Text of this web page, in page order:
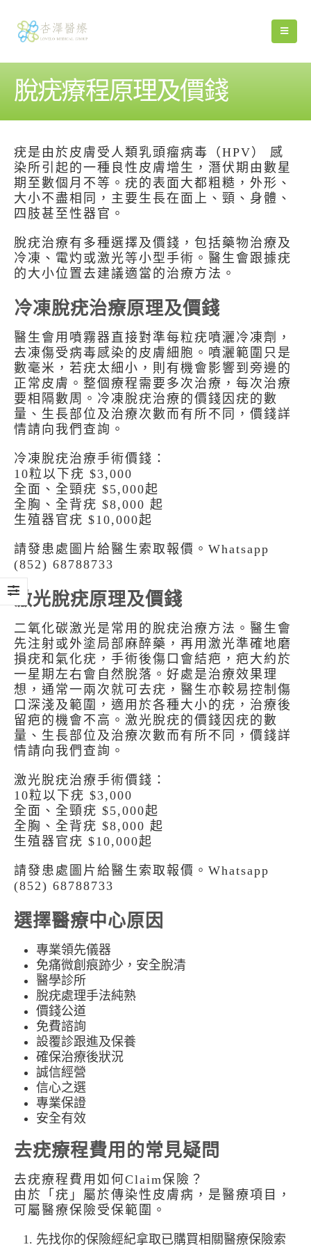
脫疣療程原理及價錢
疣是由於皮膚受人類乳頭瘤病毒（HPV） 感
染所引起的一種良性皮膚增生，潛伏期由數星
期至數個月不等。疣的表面大都粗糙，外形、
大小不盡相同，主要生長在面上、頸、身體、
四肢甚至性器官。
脫疣治療有多種選擇及價錢，包括藥物治療及
冷凍、電灼或激光等小型手術。醫生會跟據疣
的大小位置去建議適當的治療方法。
冷凍脫疣治療原理及價錢
醫生會用噴霧器直接對準每粒疣噴灑冷凍劑，
去凍傷受病毒感染的皮膚細胞。噴灑範圍只是
數毫米，若疣太細小，則有機會影響到旁邊的
正常皮膚。整個療程需要多次治療，每次治療
要相隔數周。冷凍脫疣治療的價錢因疣的數
量、生長部位及治療次數而有所不同，價錢詳
情請向我們查詢。
冷凍脫疣治療手術價錢：
10粒以下疣 $3,000
全面、全頸疣 $5,000起
全胸、全背疣 $8,000 起
生殖器官疣 $10,000起
請發患處圖片給醫生索取報價。Whatsapp
(852) 68788733
激光脫疣原理及價錢
二氧化碳激光是常用的脫疣治療方法。醫生會
先注射或外塗局部麻醉藥，再用激光準確地磨
損疣和氣化疣，手術後傷口會結疤，疤大約於
一星期左右會自然脫落。好處是治療效果理
想，通常一兩次就可去疣，醫生亦較易控制傷
口深淺及範圍，適用於各種大小的疣，治療後
留疤的機會不高。激光脫疣的價錢因疣的數
量、生長部位及治療次數而有所不同，價錢詳
情請向我們查詢。
激光脫疣治療手術價錢：
10粒以下疣 $3,000
全面、全頸疣 $5,000起
全胸、全背疣 $8,000 起
生殖器官疣 $10,000起
請發患處圖片給醫生索取報價。Whatsapp
(852) 68788733
選擇醫療中心原因
專業領先儀器
免痛微創痕跡少，安全脫清
醫學診所
脫疣處理手法純熟
價錢公道
免費諮詢
設覆診跟進及保養
確保治療後狀況
誠信經營
信心之選
專業保證
安全有效
去疣療程費用的常見疑問
去疣療程費用如何Claim保險？
由於「疣」屬於傳染性皮膚病，是醫療項目，
可屬醫療保險受保範圍。
先找你的保險經紀拿取已購買相關醫療保險索